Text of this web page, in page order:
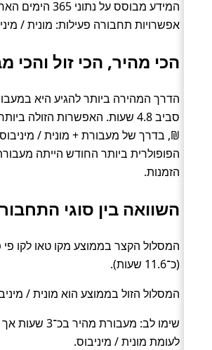
המידע מבוסס על
אפשרויות תחבורה פעילות: מונית /
הכי מהיר, הכי זול והכי
הדרך המהירה ביותר להגיע היא
₪, בדרך של מעבורת + מונית /
הזמנות.
השוואה בין סוגי
המסלול הקצר בממוצע מקו טאו לקו
(כ־11.6 שעות).
המסלול הזול בממוצע הוא מונית / מיניבוס
לעומת מונית / מיניבוס.